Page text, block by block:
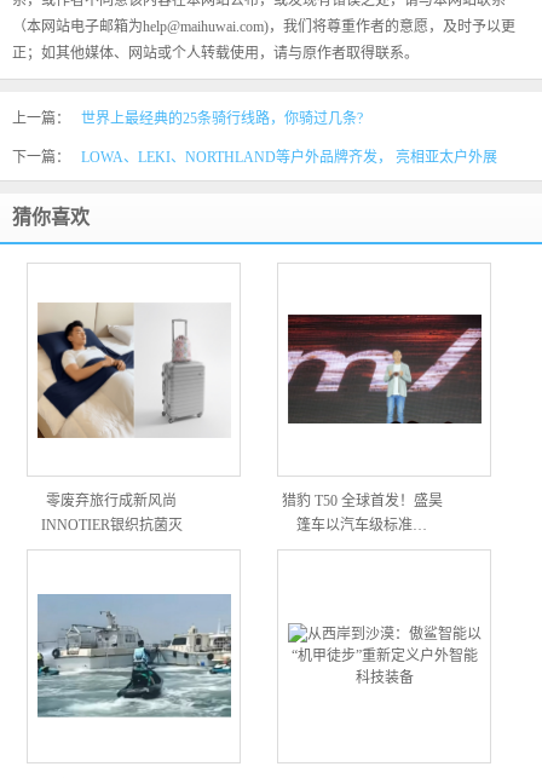
（本网站电子邮箱为help@maihuwai.com)，我们将尊重作者的意愿，及时予以更
正；如其他媒体、网站或个人转载使用，请与原作者取得联系。
上一篇： 世界上最经典的25条骑行线路，你骑过几条?
下一篇： LOWA、LEKI、NORTHLAND等户外品牌齐发， 亮相亚太户外展
猜你喜欢
零废弃旅行成新风尚
INNOTIER银织抗菌灭
毒…
猎豹 T50 全球首发！盛昊
篷车以汽车级标准…